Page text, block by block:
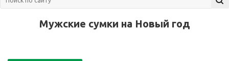
Мужские сумки на Новый год